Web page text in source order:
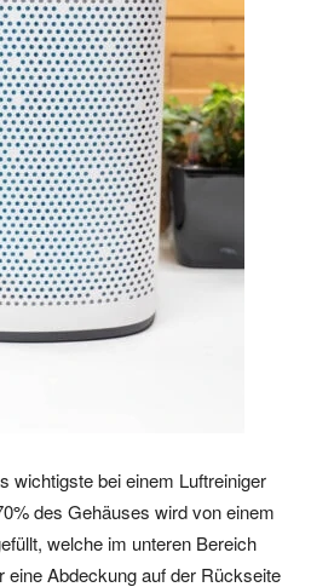
wichtigste bei einem Luftreiniger
des Gehäuses wird von einem
welche im unteren Bereich
eine Abdeckung auf der Rückseite